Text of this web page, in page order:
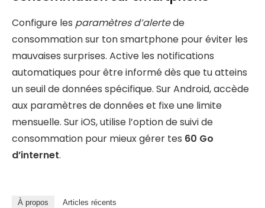
Configure les paramètres d’alertede
consommation sur ton smartphone pour éviter les
mauvaises surprises. Active les notifications
automatiques pour être informé dès que tu atteins
un seuil de données spécifique. Sur Android, accède
aux paramètres de données et fixe une limite
mensuelle. Sur iOS, utilise l’option de suivi de
consommation pour mieux gérer tes 60 Go
d’internet.
À propos Articles récents